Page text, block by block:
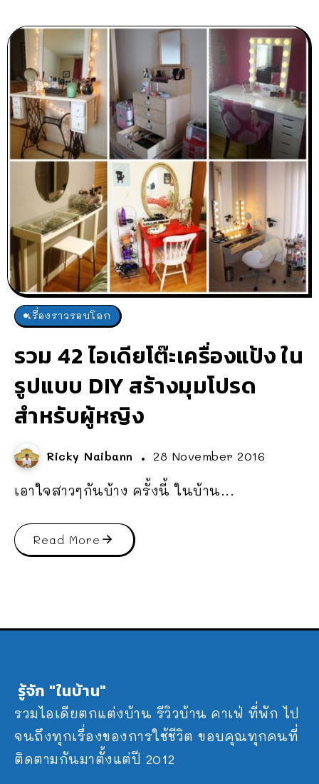
เรื่องราวรอบโลก
รวม 42 ไอเดียโต๊ะเครื่องแป้ง ใน
รูปแบบ DIY สร้างมุมโปรด
สำหรับผู้หญิง
Ricky Naibann 28 November 2016
เอาใจสาวๆกันบ้าง ครั้งนี้ ในบ้าน...
Read More
รู้จัก "ในบ้าน"
รวมไอเดียตกแต่งบ้าน รีวิวบ้าน คาเฟ่ ที่พัก ไป
จนถึงทุกเรื่องของการใช้ชีวิต ขอบคุณทุกคนที่
ติดตามกันมาตั้งแต่ปี 2012